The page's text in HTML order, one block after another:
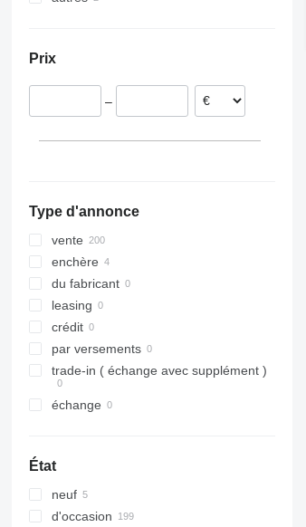
Belgique
Allemagne
Prix
–
Type d'annonce
vente
enchère
du fabricant
leasing
crédit
par versements
trade-in ( échange avec supplément )
échange
État
neuf
d'occasion